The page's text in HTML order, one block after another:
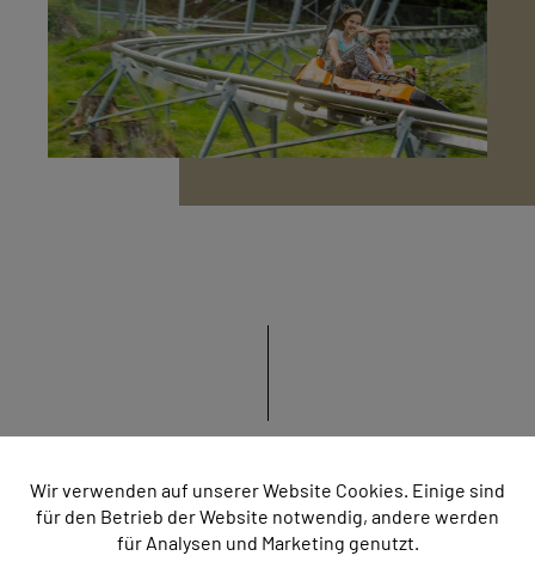
Automobilmuseum Aspang
Das Museum erreichen Sie in15
Wir verwenden auf unserer Website Cookies. Einige sind
für den Betrieb der Website notwendig, andere werden
für Analysen und Marketing genutzt.